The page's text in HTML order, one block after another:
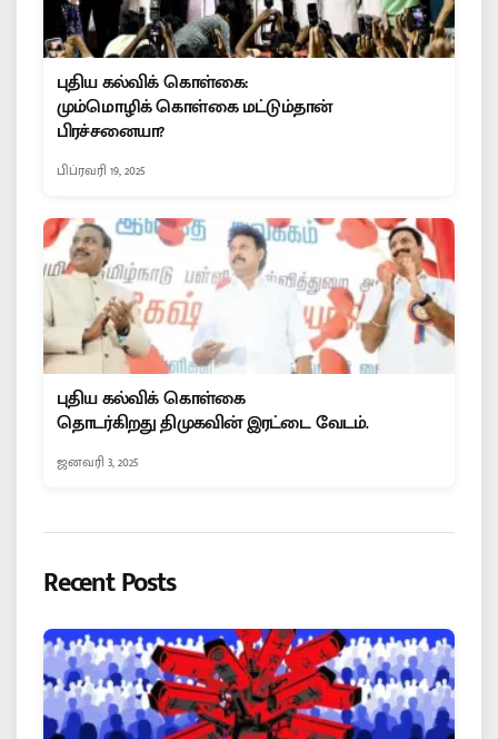
புதிய கல்விக் கொள்கை:
மும்மொழிக் கொள்கை மட்டும்தான்
பிரச்சனையா?
பிப்ரவரி 19, 2025
புதிய கல்விக் கொள்கை
தொடர்கிறது திமுகவின் இரட்டை வேடம்.
ஜனவரி 3, 2025
Recent Posts